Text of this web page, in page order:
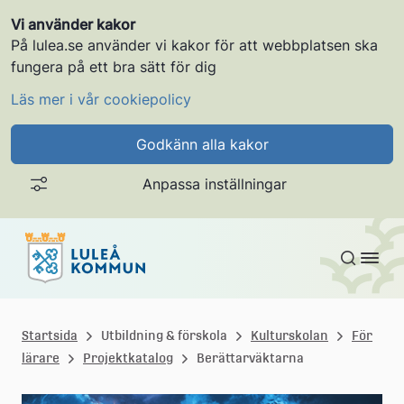
Vi använder kakor
På lulea.se använder vi kakor för att webbplatsen ska
fungera på ett bra sätt för dig
Läs mer i vår cookiepolicy
Godkänn alla kakor
Anpassa inställningar
Gå till innehållet
u
l
Startsida Utbildning & förskola Kulturskolan
För
lärare
Projektkatalog Berättarväktarna